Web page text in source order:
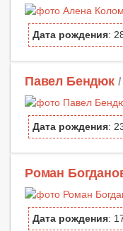
Дата рождения:
Павел Бендюк
Дата рождения:
Роман
Дата рождения: